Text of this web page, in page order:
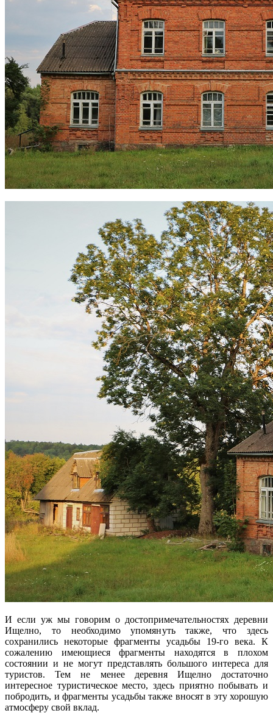
И если уж мы говорим о достопримечательностях деревни
Ищелно, то необходимо упомянуть также, что здесь
сохранились некоторые фрагменты усадьбы 19-го века. К
сожалению имеющиеся фрагменты находятся в плохом
состоянии и не могут представлять большого интереса для
туристов. Тем не менее деревня Ищелно достаточно
интересное туристическое место, здесь приятно побывать и
побродить, и фрагменты усадьбы также вносят в эту хорошую
атмосферу свой вклад.